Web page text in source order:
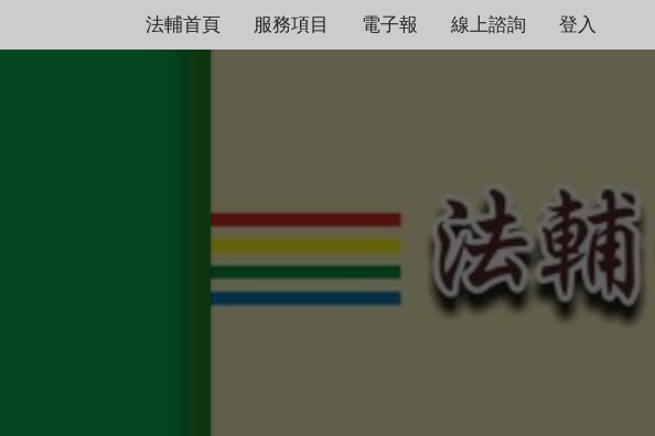
法輔首頁 服務項目 電子報 線上諮詢 登入